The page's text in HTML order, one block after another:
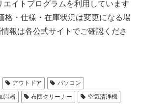
イトプログラムを利用しています
格・仕様・在庫状況は変更になる場
報は各公式サイトでご確認くださ
アウトドア
パソコン
湿器 布団クリーナー 空気清浄機